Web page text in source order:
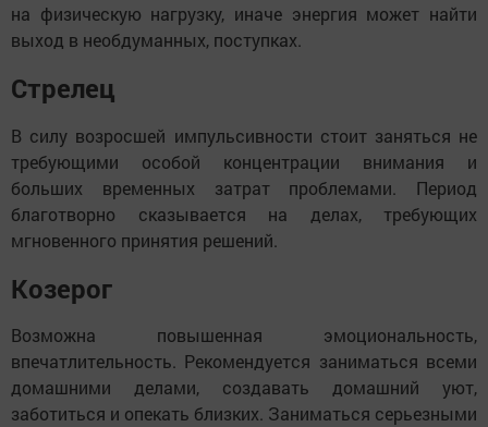
на физическую нагрузку, иначе энергия может найти
выход в необдуманных, поступках.
Стрелец
В силу возросшей импульсивности стоит заняться не
требующими особой концентрации внимания и
больших временных затрат проблемами. Период
благотворно сказывается на делах, требующих
мгновенного принятия решений.
Козерог
Возможна повышенная эмоциональность,
впечатлительность. Рекомендуется заниматься всеми
домашними делами, создавать домашний уют,
заботиться и опекать близких. Заниматься серьезными